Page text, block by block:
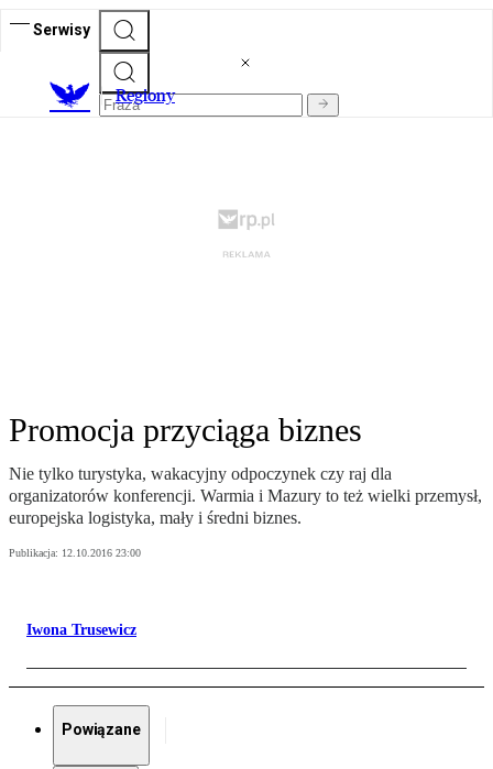
Serwisy
Regiony
Promocja przyciąga biznes
Nie tylko turystyka, wakacyjny odpoczynek czy raj dla
organizatorów konferencji. Warmia i Mazury to też wielki przemysł,
europejska logistyka, mały i średni biznes.
Publikacja: 12.10.2016 23:00
Iwona Trusewicz
Powiązane